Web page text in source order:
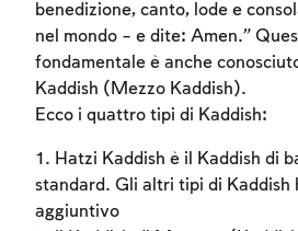
benedizione, canto, lode e
nel mondo – e dite: Amen.”
fondamentale è anche
Kaddish (Mezzo Kaddish).
Ecco i quattro tipi di Kaddish:
1. Hatzi Kaddish è il Kaddish di
standard. Gli altri tipi di Kaddish
aggiuntivo